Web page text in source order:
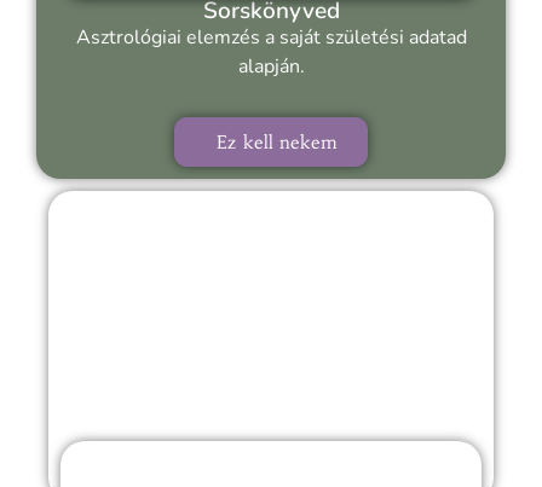
Sorskönyved
Asztrológiai elemzés a saját születési adatad
alapján.
Ez kell nekem